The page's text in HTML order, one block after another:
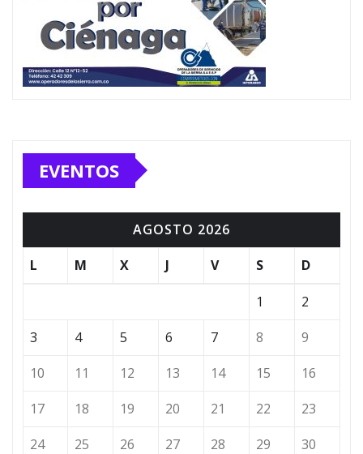
EVENTOS
AGOSTO 2026
L
M X J V S D
1
2
3
4 5 6 7 8
9
10
11 12 13 14 15
16
17
18 19 20 21 22
23
24
25 26 27 28 29
30